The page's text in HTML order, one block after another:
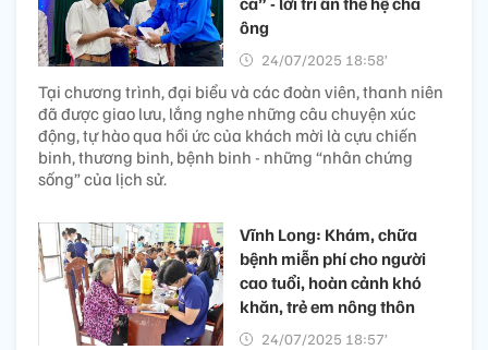
ông
24/07/2025 18:58’
Tại chương trình, đại biểu và các đoàn viên, thanh niên
đã được giao lưu, lắng nghe những câu chuyện xúc
động, tự hào qua hồi ức của khách mời là cựu chiến
binh, thương binh, bệnh binh - những “nhân chứng
sống” của lịch sử.
Vĩnh Long: Khám, chữa
bệnh miễn phí cho người
cao tuổi, hoàn cảnh khó
khăn, trẻ em nông thôn
24/07/2025 18:57’